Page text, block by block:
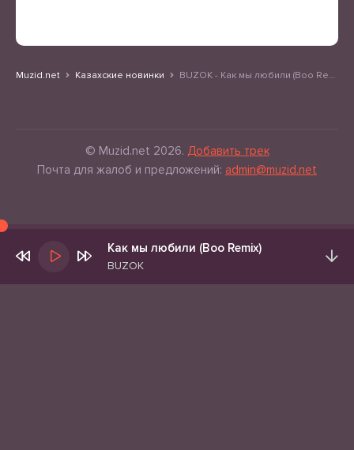
Muzid.net Казахские новинки BUZOK - Как мы любили (Boo Remix)
© Muzid.net 2026. Добавить трек
Почта для жалоб и предложений: admin@muzid.net
Как мы любили (Boo Remix)
BUZOK